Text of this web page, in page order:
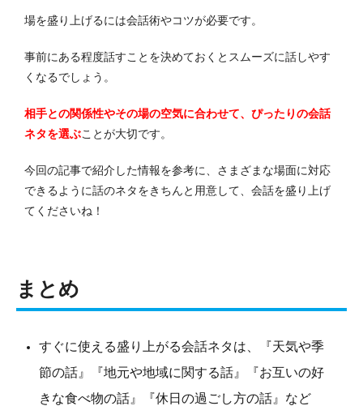
場を盛り上げるには会話術やコツが必要です。
事前にある程度話すことを決めておくとスムーズに話しやす
くなるでしょう。
相手との関係性やその場の空気に合わせて、ぴったりの会話
ネタを選ぶことが大切です。
今回の記事で紹介した情報を参考に、さまざまな場面に対応
できるように話のネタをきちんと用意して、会話を盛り上げ
てくださいね！
まとめ
すぐに使える盛り上がる会話ネタは、『天気や季
節の話』『地元や地域に関する話』『お互いの好
きな食べ物の話』『休日の過ごし方の話』など